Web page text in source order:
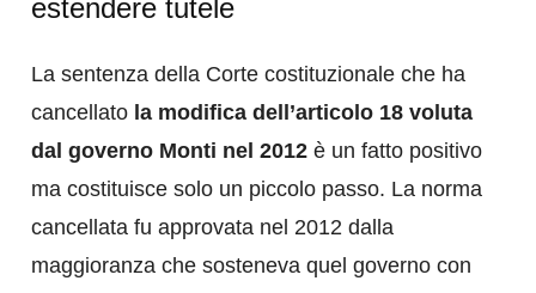
estendere tutele
La sentenza della Corte costituzionale che ha
cancellato la modifica dell’articolo 18 voluta
dal governo Monti nel 2012 è un fatto positivo
ma costituisce solo un piccolo passo. La norma
cancellata fu approvata nel 2012 dalla
maggioranza che sosteneva quel governo con